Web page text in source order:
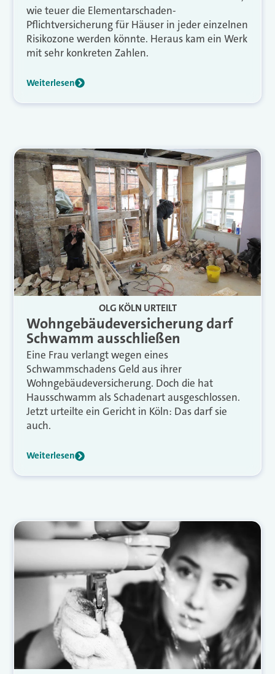
wie teuer die Elementarschaden-
Pflichtversicherung für Häuser in jeder einzelnen
Risikozone werden könnte. Heraus kam ein Werk
mit sehr konkreten Zahlen.
Weiterlesen
OLG KÖLN URTEILT
Wohngebäudeversicherung darf
Schwamm ausschließen
Eine Frau verlangt wegen eines
Schwammschadens Geld aus ihrer
Wohngebäudeversicherung. Doch die hat
Hausschwamm als Schadenart ausgeschlossen.
Jetzt urteilte ein Gericht in Köln: Das darf sie
auch.
Weiterlesen